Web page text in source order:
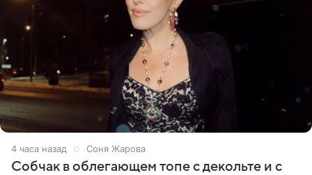
4 часа назад Соня Жарова
Собчак в облегающем топе с декольте и с